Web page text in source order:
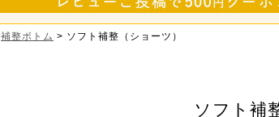
補整ボトム ソフト補整（ショーツ）
ソフト補